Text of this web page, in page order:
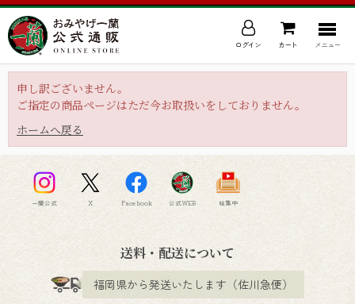
ログイン カート メニュー
申し訳ございません。
ご指定の商品ページはただ今お取扱いをしておりません。
ホームへ戻る
一蘭公式 X Facebook 公式WEB 味集中
送料・配送について
福岡県から発送いたします（佐川急便）